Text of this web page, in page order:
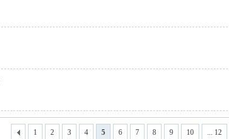
1 2 3 4 5 6 7 8 9 10 ... 12